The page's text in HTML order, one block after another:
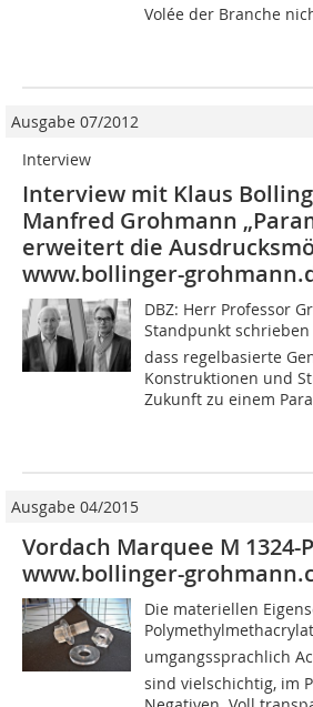
Volée der Branche
Ausgabe 07/2012
Interview
Interview mit Klaus
Manfred Grohmann
erweitert die
www.bollinger-
DBZ: Herr Professor
Standpunkt
dass regelbasierte
Konstruktionen und
Zukunft zu einem
Ausgabe 04/2015
Vordach Marquee M 1324-
www.bollinger-
Die materiellen
Polymethylmethacrylat
umgangssprachlich
sind vielschichtig, im